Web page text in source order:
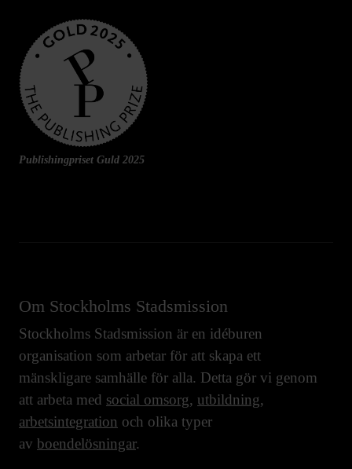
Publishingpriset Guld 2025
Om Stockholms Stadsmission
Stockholms Stadsmission är en idéburen
organisation som arbetar för att skapa ett
mänskligare samhälle för alla. Detta gör vi genom
att arbeta med social omsorg, utbildning,
arbetsintegration och olika typer
av boendelösningar.